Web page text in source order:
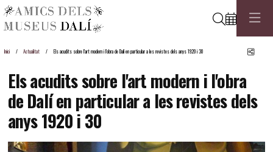
Cerca
Inici Actualitat Els acudits sobre l'art modern i l'obra de Dalí en particular a les revistes dels anys 1920 i 30
Els acudits sobre l'art modern i l'obra
de Dalí en particular a les revistes dels
anys 1920 i 30